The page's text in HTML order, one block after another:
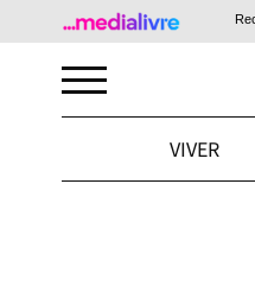
VIVER